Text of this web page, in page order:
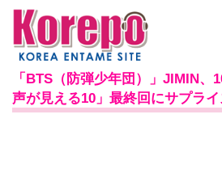
「BTS（防弾少年団）」JIMIN、
声が見える10」最終回にサプラ